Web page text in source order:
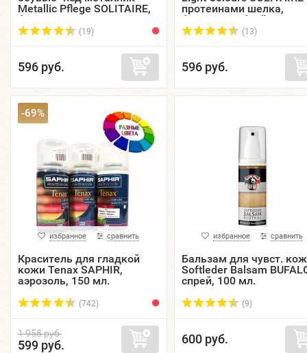
Metallic Pflege SOLITAIRE,
флакон стекло, 50 мл.
(19)
596 руб.
протеинами шелка,
флакон с губкой, 75 мл.
(13)
596 руб.
-69%
избранное сравнить
Краситель для гладкой
кожи Tenax SAPHIR,
аэрозоль, 150 мл.
(742)
1 958 руб.
599 руб.
избранное сравнить
Бальзам для чувст.
Softleder Balsam
спрей, 100 мл.
(9)
600 руб.